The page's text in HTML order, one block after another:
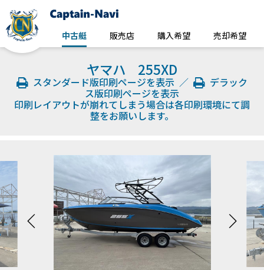
中古艇 販売店 購入希望 売却希望
ヤマハ 255XD
スタンダード版印刷ページを表示 ／
デラック
ス版印刷ページを表示
印刷レイアウトが崩れてしまう場合は各印刷環境にて調
整をお願いします。